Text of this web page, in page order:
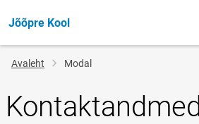
Jõõpre Kool
Jälglink
Avaleht Modal
Kontaktandmed